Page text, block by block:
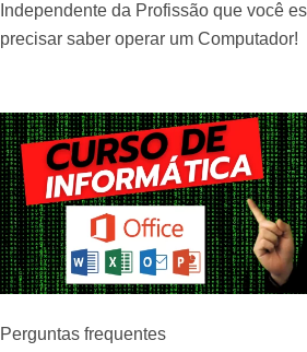
Independente da Profissão que você
precisar saber operar um Computador!
Perguntas frequentes